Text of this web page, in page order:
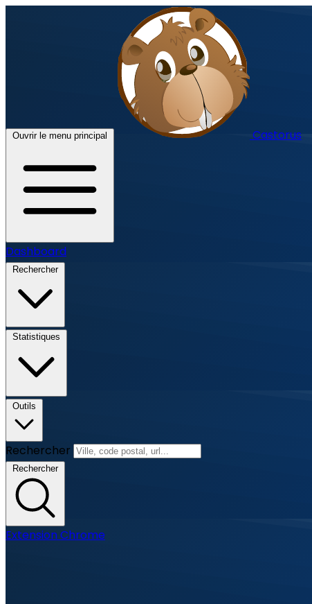
Ouvrir le menu principal Castorus
Dashboard
Rechercher
Statistiques
Outils
Rechercher
Rechercher
Extension Chrome